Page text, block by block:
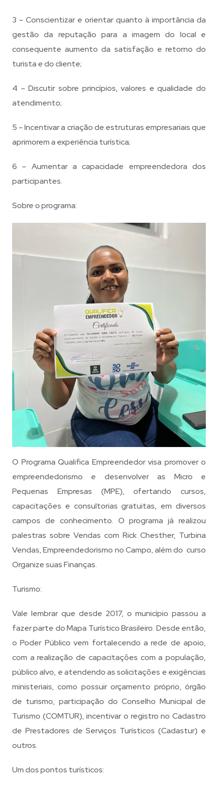
3 – Conscientizar e orientar quanto à importância da
gestão da reputação para a imagem do local e
consequente aumento da satisfação e retorno do
turista e do cliente;
4 – Discutir sobre princípios, valores e qualidade do
atendimento;
5 – Incentivar a criação de estruturas empresariais que
aprimorem a experiência turística;
6 – Aumentar a capacidade empreendedora dos
participantes.
Sobre o programa:
O Programa Qualifica Empreendedor visa promover o
empreendedorismo e desenvolver as Micro e
Pequenas Empresas (MPE), ofertando cursos,
capacitações e consultorias gratuitas, em diversos
campos de conhecimento. O programa já realizou
palestras sobre Vendas com Rick Chesther, Turbina
Vendas, Empreendedorismo no Campo, além do curso
Organize suas Finanças.
Turismo:
Vale lembrar que desde 2017, o município passou a
fazer parte do Mapa Turístico Brasileiro. Desde então,
o Poder Público vem fortalecendo a rede de apoio,
com a realização de capacitações com a população,
público alvo, e atendendo as solicitações e exigências
ministeriais, como possuir orçamento próprio, órgão
de turismo, participação do Conselho Municipal de
Turismo (COMTUR), incentivar o registro no Cadastro
de Prestadores de Serviços Turísticos (Cadastur) e
outros.
Um dos pontos turísticos: